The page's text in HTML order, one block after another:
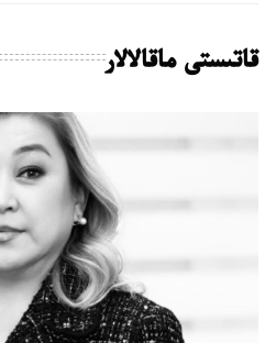
قاتىستى ماقالالار